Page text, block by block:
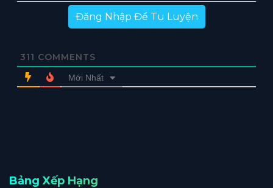
Đăng Nhập Để Tu Luyện
311 COMMENTS
Mới Nhất
Bảng Xếp Hạng